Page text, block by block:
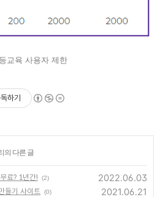
교육 사용자 제한
하기
의 다른 글
료? 1년간! (2) 2022.06.03
들기 사이트 (0) 2021.06.21